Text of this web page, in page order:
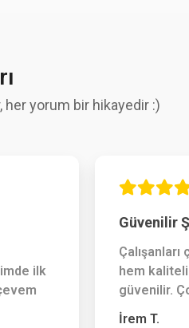
yorum bir hikayedir :)
ilk
Güvenilir
hem
güvenilir.
İrem T.